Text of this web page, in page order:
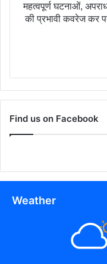
महत्वपूर्ण घटनाओं,
की प्रभावी कवरेज कर
Find us on Facebook
Weather